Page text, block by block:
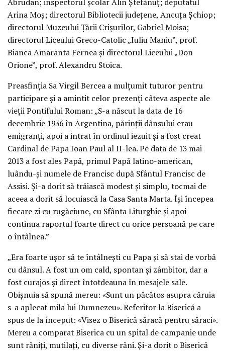
Arina Moș; directorul Bibliotecii județene, Ancuța Șchiop;
directorul Muzeului Țării Crișurilor, Gabriel Moisa;
directorul Liceului Greco-Catolic „Iuliu Maniu”, prof.
Bianca Amaranta Fernea și directorul Liceului „Don
Orione”, prof. Alexandru Stoica.
Preasfinția Sa Virgil Bercea a mulțumit tuturor pentru
participare și a amintit celor prezenți câteva aspecte ale
vieții Pontifului Roman: „S-a născut la data de 16
decembrie 1936 în Argentina, părinții dânsului erau
emigranți, apoi a intrat în ordinul iezuit și a fost creat
Cardinal de Papa Ioan Paul al II-lea. Pe data de 13 mai
2013 a fost ales Papă, primul Papă latino-american,
luându-și numele de Francisc după Sfântul Francisc de
Assisi. Și-a dorit să trăiască modest și simplu, tocmai de
aceea a dorit să locuiască la Casa Santa Marta. Își începea
fiecare zi cu rugăciune, cu Sfânta Liturghie și apoi
continua raportul foarte direct cu orice persoană pe care
o întâlnea.”
„Era foarte ușor să te întâlnești cu Papa și să stai de vorbă
cu dânsul. A fost un om cald, spontan și zâmbitor, dar a
fost curajos și direct întotdeauna în mesajele sale.
Obișnuia să spună mereu: «Sunt un păcătos asupra căruia
s-a aplecat mila lui Dumnezeu». Referitor la Biserică a
spus de la început: «Visez o Biserică săracă pentru săraci».
Mereu a comparat Biserica cu un spital de campanie unde
sunt răniți, mutilați, cu diverse răni. Și-a dorit o Biserică